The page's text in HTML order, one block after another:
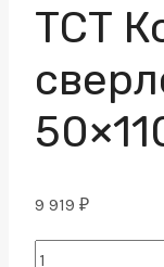
ТСТ
9 919 ₽
ТСТ